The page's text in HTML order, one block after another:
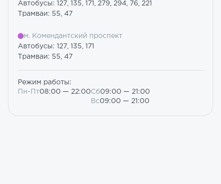
Автобусы: 127, 135, 171, 279, 294, 76, 221
Трамваи: 55, 47
м. Комендантский проспект
Автобусы: 127, 135, 171
Трамваи: 55, 47
Режим работы:
Пн-Пт08:00 — 22:00Сб09:00 — 21:00
Вс09:00 — 21:00